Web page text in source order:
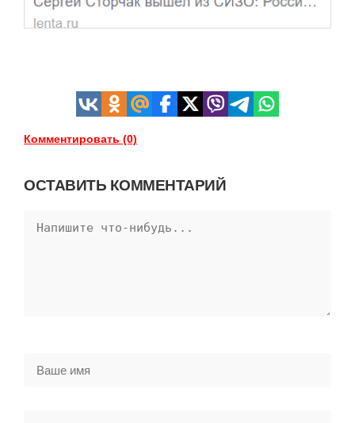
Комментировать (0)
ОСТАВИТЬ КОММЕНТАРИЙ